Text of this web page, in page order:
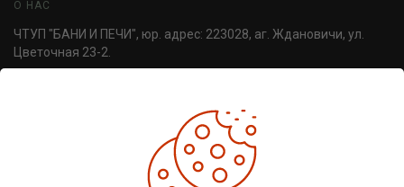
О НАС
ЧТУП "БАНИ И ПЕЧИ", юр. адрес: 223028, аг. Ждановичи, ул.
Цветочная 23-2.